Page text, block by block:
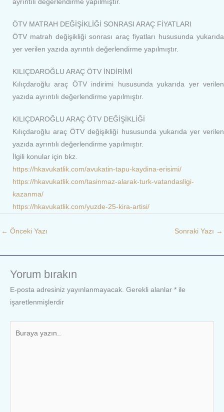
ayrıntılı değerlendirme yapılmıştır.
ÖTV MATRAH DEĞİŞİKLİĞİ SONRASI ARAÇ FİYATLARI
ÖTV matrah değişikliği sonrası araç fiyatları hususunda yukarıda
yer verilen yazıda ayrıntılı değerlendirme yapılmıştır.
KILIÇDAROĞLU ARAÇ ÖTV İNDİRİMİ
Kılıçdaroğlu araç ÖTV indirimi hususunda yukarıda yer verilen
yazıda ayrıntılı değerlendirme yapılmıştır.
KILIÇDAROĞLU ARAÇ ÖTV DEĞİŞİKLİĞİ
Kılıçdaroğlu araç ÖTV değişikliği hususunda yukarıda yer verilen
yazıda ayrıntılı değerlendirme yapılmıştır.
İlgili konular için bkz.
https://hkavukatlik.com/avukatin-tapu-kaydina-erisimi/
https://hkavukatlik.com/tasinmaz-alarak-turk-vatandasligi-
kazanma/
https://hkavukatlik.com/yuzde-25-kira-artisi/
← Önceki Yazı Sonraki Yazı →
Yorum bırakın
E-posta adresiniz yayınlanmayacak. Gerekli alanlar * ile
işaretlenmişlerdir